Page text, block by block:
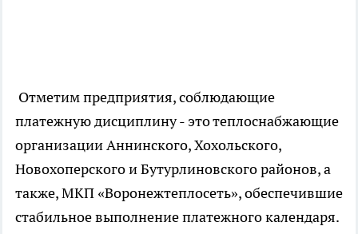
Отметим предприятия, соблюдающие
платежную дисциплину - это теплоснабжающие
организации Аннинского, Хохольского,
Новохоперского и Бутурлиновского районов, а
также, МКП «Воронежтеплосеть», обеспечившие
стабильное выполнение платежного календаря.